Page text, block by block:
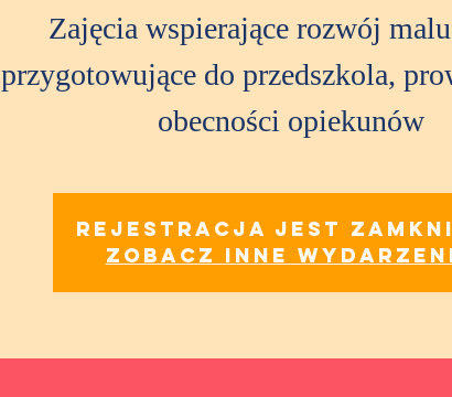
Zajęcia wspierające rozwój
przygotowujące do przedszkola,
obecności opiekunów
Rejestracja jest
Zobacz inne